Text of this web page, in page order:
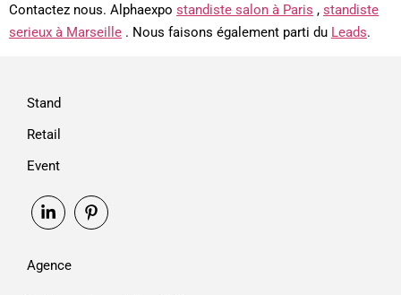
Contactez nous. Alphaexpo standiste salon à Paris , standiste
serieux à Marseille . Nous faisons également parti du Leads.
Stand
Retail
Event
Agence